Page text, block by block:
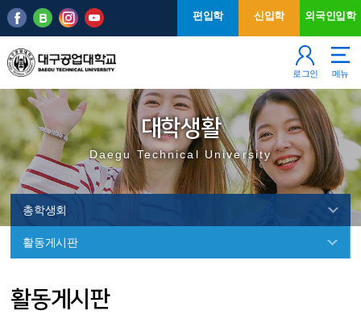
주메뉴
본문 바로가기
편입학 신입학 외국인입학
로그인 메뉴
대학생활
Daegu Technical University
총학생회
활동게시판
활동게시판